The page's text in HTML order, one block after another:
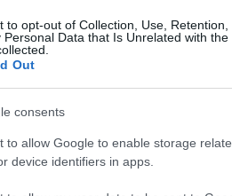
to opt-out of Collection, Use,
Personal Data that Is Unrelated with
Out
consents
to allow Google to enable storage
device identifiers in apps.